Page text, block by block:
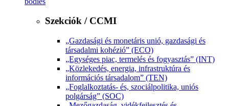
Szekciók / CCMI
„Gazdasági és monetáris unió, gazdasági és
társadalmi kohézió” (ECO)
„Egységes piac, termelés és fogyasztás” (INT)
„Közlekedés, energia, infrastruktúra és
információs társadalom” (TEN)
„Foglalkoztatás- és, szociálpolitika, uniós
polgárság” (SOC)